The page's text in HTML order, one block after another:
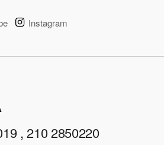
Instagram
, 210 2850220